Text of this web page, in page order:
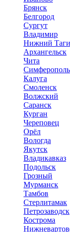
Брянск
Белгород
Сургут
Владимир
Нижний
Архангельск
Чита
Симферополь
Калуга
Смоленск
Волжский
Саранск
Курган
Череповец
Орёл
Вологда
Якутск
Владикавказ
Подольск
Грозный
Мурманск
Тамбов
Стерлитамак
Петрозаводск
Кострома